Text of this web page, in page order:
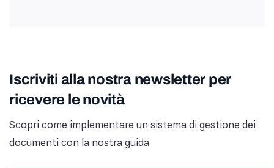
Iscriviti alla nostra newsletter per
ricevere le novità
Scopri come implementare un sistema di gestione dei
documenti con la nostra guida